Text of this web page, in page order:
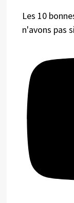
Les 10
n'avons pas